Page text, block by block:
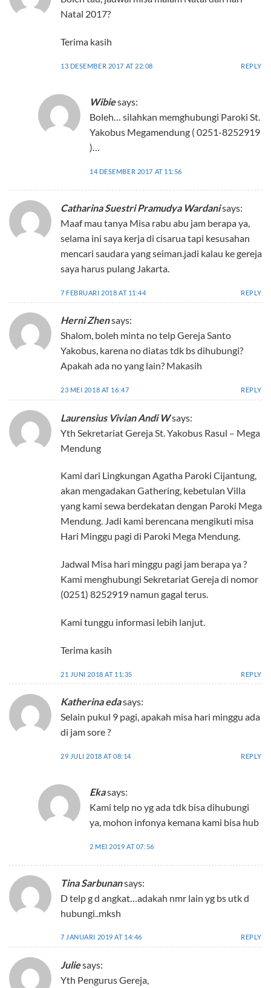
Natal 2017?
Terima kasih
13 DESEMBER 2017 AT 22:08 REPLY
Wibiesays:
Boleh… silahkan memghubungi Paroki St.
Yakobus Megamendung ( 0251-8252919
)…
14 DESEMBER 2017 AT 11:56
Catharina Suestri Pramudya Wardanisays:
Maaf mau tanya Misa rabu abu jam berapa ya,
selama ini saya kerja di cisarua tapi kesusahan
mencari saudara yang seiman.jadi kalau ke gereja
saya harus pulang Jakarta.
7 FEBRUARI 2018 AT 11:44 REPLY
Herni Zhensays:
Shalom, boleh minta no telp Gereja Santo
Yakobus, karena no diatas tdk bs dihubungi?
Apakah ada no yang lain? Makasih
23 MEI 2018 AT 16:47 REPLY
Laurensius Vivian Andi Wsays:
Yth Sekretariat Gereja St. Yakobus Rasul – Mega
Mendung
Kami dari Lingkungan Agatha Paroki Cijantung,
akan mengadakan Gathering, kebetulan Villa
yang kami sewa berdekatan dengan Paroki Mega
Mendung. Jadi kami berencana mengikuti misa
Hari Minggu pagi di Paroki Mega Mendung.
Jadwal Misa hari minggu pagi jam berapa ya ?
Kami menghubungi Sekretariat Gereja di nomor
(0251) 8252919 namun gagal terus.
Kami tunggu informasi lebih lanjut.
Terima kasih
21 JUNI 2018 AT 11:35 REPLY
Katherina edasays:
Selain pukul 9 pagi, apakah misa hari minggu ada
di jam sore ?
29 JULI 2018 AT 08:14 REPLY
Ekasays:
Kami telp no yg ada tdk bisa dihubungi
ya, mohon infonya kemana kami bisa hub
2 MEI 2019 AT 07:56
Tina Sarbunansays:
D telp g d angkat…adakah nmr lain yg bs utk d
hubungi..mksh
7 JANUARI 2019 AT 14:46 REPLY
Juliesays:
Yth Pengurus Gereja,